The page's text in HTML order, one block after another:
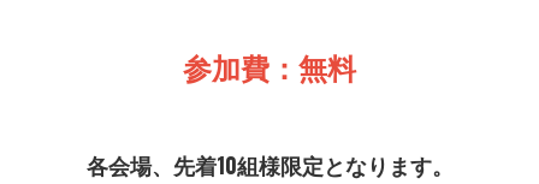
参加費：無料
各会場、先着10組様限定となります。